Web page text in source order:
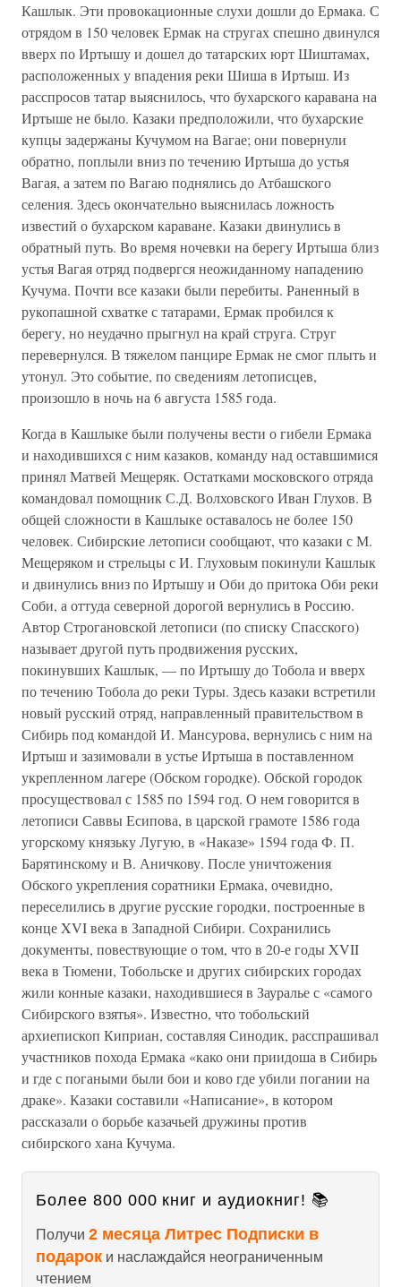
Кашлык. Эти провокационные слухи дошли до Ермака. С
отрядом в 150 человек Ермак на стругах спешно двинулся
вверх по Иртышу и дошел до татарских юрт Шиштамах,
расположенных у впадения реки Шиша в Иртыш. Из
расспросов татар выяснилось, что бухарского каравана на
Иртыше не было. Казаки предположили, что бухарские
купцы задержаны Кучумом на Вагае; они повернули
обратно, поплыли вниз по течению Иртыша до устья
Вагая, а затем по Вагаю поднялись до Атбашского
селения. Здесь окончательно выяснилась ложность
известий о бухарском караване. Казаки двинулись в
обратный путь. Во время ночевки на берегу Иртыша близ
устья Вагая отряд подвергся неожиданному нападению
Кучума. Почти все казаки были перебиты. Раненный в
рукопашной схватке с татарами, Ермак пробился к
берегу, но неудачно прыгнул на край струга. Струг
перевернулся. В тяжелом панцире Ермак не смог плыть и
утонул. Это событие, по сведениям летописцев,
произошло в ночь на 6 августа 1585 года.
Когда в Кашлыке были получены вести о гибели Ермака
и находившихся с ним казаков, команду над оставшимися
принял Матвей Мещеряк. Остатками московского отряда
командовал помощник С.Д. Волховского Иван Глухов. В
общей сложности в Кашлыке оставалось не более 150
человек. Сибирские летописи сообщают, что казаки с М.
Мещеряком и стрельцы с И. Глуховым покинули Кашлык
и двинулись вниз по Иртышу и Оби до притока Оби реки
Соби, а оттуда северной дорогой вернулись в Россию.
Автор Строгановской летописи (по списку Спасского)
называет другой путь продвижения русских,
покинувших Кашлык, — по Иртышу до Тобола и вверх
по течению Тобола до реки Туры. Здесь казаки встретили
новый русский отряд, направленный правительством в
Сибирь под командой И. Мансурова, вернулись с ним на
Иртыш и зазимовали в устье Иртыша в поставленном
укрепленном лагере (Обском городке). Обской городок
просуществовал с 1585 по 1594 год. О нем говорится в
летописи Саввы Есипова, в царской грамоте 1586 года
угорскому князьку Лугую, в «Наказе» 1594 года Ф. П.
Барятинскому и В. Аничкову. После уничтожения
Обского укрепления соратники Ермака, очевидно,
переселились в другие русские городки, построенные в
конце XVI века в Западной Сибири. Сохранились
документы, повествующие о том, что в 20-е годы XVII
века в Тюмени, Тобольске и других сибирских городах
жили конные казаки, находившиеся в Зауралье с «самого
Сибирского взятья». Известно, что тобольский
архиепископ Киприан, составляя Синодик, расспрашивал
участников похода Ермака «како они приидоша в Сибирь
и где с погаными были бои и ково где убили погании на
драке». Казаки составили «Написание», в котором
рассказали о борьбе казачьей дружины против
сибирского хана Кучума.
Более 800 000 книг и аудиокниг! 📚
Получи 2 месяца Литрес Подписки в
подарок и наслаждайся неограниченным
чтением